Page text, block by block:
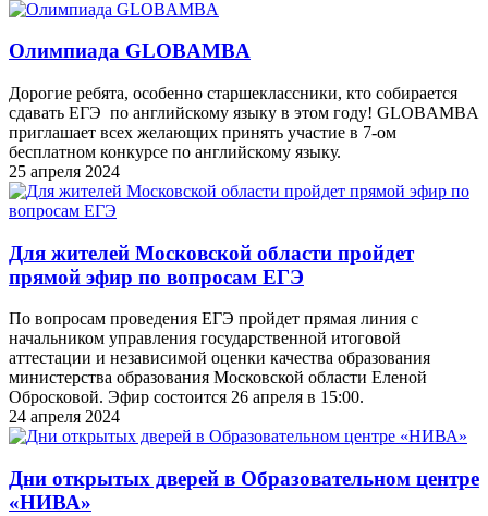
Олимпиада GLOBAMBA
Дорогие ребята, особенно старшеклассники, кто собирается
сдавать ЕГЭ по английскому языку в этом году! GLOBAMBA
приглашает всех желающих принять участие в 7-ом
бесплатном конкурсе по английскому языку.
25 апреля 2024
Для жителей Московской области пройдет
прямой эфир по вопросам ЕГЭ
По вопросам проведения ЕГЭ пройдет прямая линия с
начальником управления государственной итоговой
аттестации и независимой оценки качества образования
министерства образования Московской области Еленой
Обросковой. Эфир состоится 26 апреля в 15:00.
24 апреля 2024
Дни открытых дверей в Образовательном центре
«НИВА»